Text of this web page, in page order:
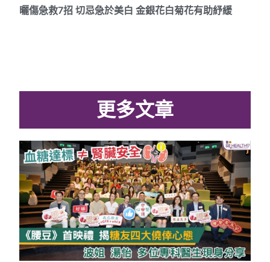
曬傷急救7招 切忌急於美白 金銀花白菊花有助紓緩
更多文章